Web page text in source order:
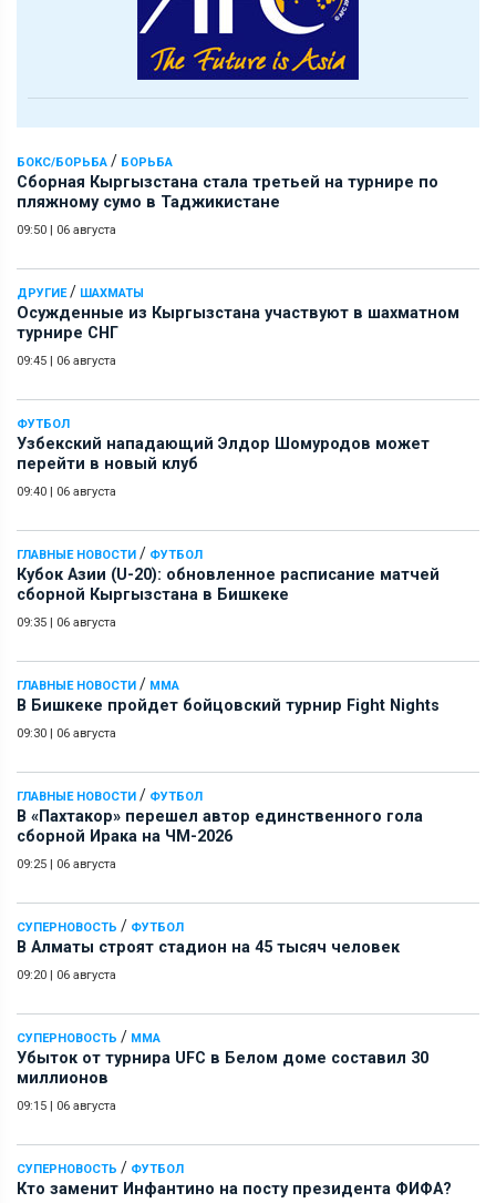
БОКС/БОРЬБА / БОРЬБА
Сборная Кыргызстана стала третьей на турнире по
пляжному сумо в Таджикистане
09:50 | 06 августа
ДРУГИЕ/ ШАХМАТЫ
Осужденные из Кыргызстана участвуют в шахматном
турнире СНГ
09:45 | 06 августа
ФУТБОЛ
Узбекский нападающий Элдор Шомуродов может
перейти в новый клуб
09:40 | 06 августа
ГЛАВНЫЕ НОВОСТИ / ФУТБОЛ
Кубок Азии (U-20): обновленное расписание матчей
сборной Кыргызстана в Бишкеке
09:35 | 06 августа
ГЛАВНЫЕ НОВОСТИ / ММА
В Бишкеке пройдет бойцовский турнир Fight Nights
09:30 | 06 августа
ГЛАВНЫЕ НОВОСТИ / ФУТБОЛ
В «Пахтакор» перешел автор единственного гола
сборной Ирака на ЧМ-2026
09:25 | 06 августа
СУПЕРНОВОСТЬ / ФУТБОЛ
В Алматы строят стадион на 45 тысяч человек
09:20 | 06 августа
СУПЕРНОВОСТЬ / ММА
Убыток от турнира UFC в Белом доме составил 30
миллионов
09:15 | 06 августа
СУПЕРНОВОСТЬ / ФУТБОЛ
Кто заменит Инфантино на посту президента ФИФА?